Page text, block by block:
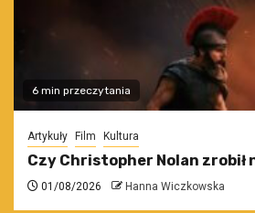
6 min przeczytania
Artykuły Film Kultura
Czy Christopher Nolan zrobił
01/08/2026 Hanna Wiczkowska